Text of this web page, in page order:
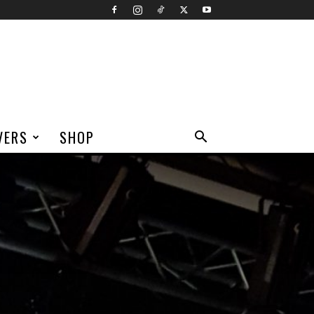
SHOP